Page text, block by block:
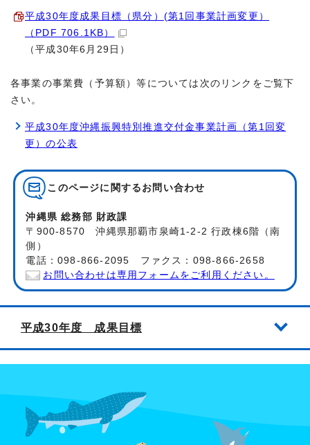
平成30年度成果目標（県分）(第1回事業計画変更）
（PDF 706.1KB）
（平成30年6月29日）
各事業の事業費（予算額）等については次のリンクをご覧下
さい。
平成30年度沖縄振興特別推進交付金事業計画（第1回変
更）の公表
このページに関する お問い合わせ
沖縄県 総務部 財政課
〒900-8570 沖縄県那覇市泉崎1-2-2 行政棟6階（南
側）
電話：098-866-2095 ファクス：098-866-2658
お問い合わせは専用フォームをご利用ください。
平成30年度 成果目標